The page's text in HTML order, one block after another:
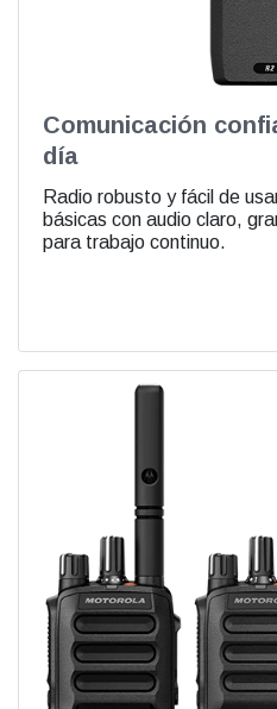
Comunicación
día
Radio robusto y fácil de
básicas con audio claro,
para trabajo continuo.